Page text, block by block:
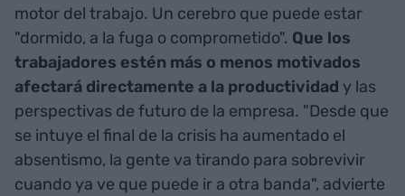
motor del trabajo. Un cerebro que puede estar
"dormido, a la fuga o comprometido". Que los
trabajadores estén más o menos motivados
afectará directamente a la productividad y las
perspectivas de futuro de la empresa. "Desde que
se intuye el final de la crisis ha aumentado el
absentismo, la gente va tirando para sobrevivir
cuando ya ve que puede ir a otra banda", advierte